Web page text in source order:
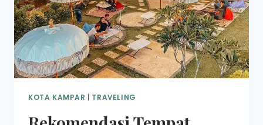
KOTA KAMPAR TRAVELING